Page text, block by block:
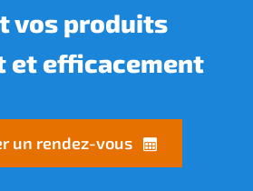
vos produits
et efficacement
un rendez-vous